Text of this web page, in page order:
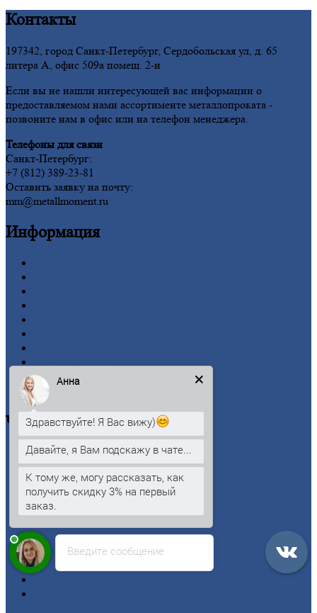
Контакты
197342, город Санкт-Петербург, Сердобольская ул, д. 65
литера А, офис 509а помещ. 2-н
Если вы не нашли интересующей вас информации о
предоставляемом нами ассортименте металлопроката -
позвоните нам в офис или на телефон менеджера.
Телефоны для связи
Санкт-Петербург:
+7 (812) 389-23-81
Оставить заявку на почту:
mm@metallmoment.ru
Информация
Оформление
Оплата
Черныйметаллопрокат
Арматура
Двутавроваябалка (двутавр)
Квадрат
Кругстальной
Лист
Рельсы
Сетка
Труба
Введите сообщение
Анна
Здравствуйте! Я Вас вижу)
Давайте, я Вам подскажу в чате...
К тому же, могу рассказать, как
получить скидку 3% на первый
заказ.